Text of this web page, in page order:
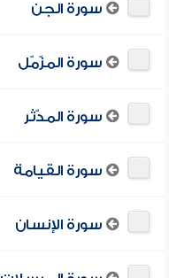
سورة الجن
سورة المزّمّل
سورة المدّثر
سورة القيامة
سورة الإنسان